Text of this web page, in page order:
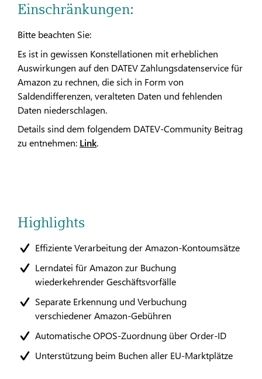
Einschränkungen:
Bitte beachten Sie:
Es ist in gewissen Konstellationen mit erheblichen
Auswirkungen auf den DATEV Zahlungsdatenservice für
Amazon zu rechnen, die sich in Form von
Saldendifferenzen, veralteten Daten und fehlenden
Daten niederschlagen.
Details sind dem folgendem DATEV-Community Beitrag
zu entnehmen: Link.
Highlights
Effiziente Verarbeitung der Amazon-Kontoumsätze
Lerndatei für Amazon zur Buchung
wiederkehrender Geschäftsvorfälle
Separate Erkennung und Verbuchung
verschiedener Amazon-Gebühren
Automatische OPOS-Zuordnung über Order-ID
Unterstützung beim Buchen aller EU-Marktplätze